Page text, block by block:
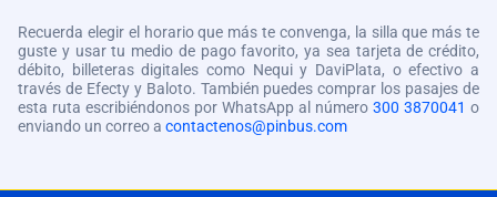
Recuerda elegir el horario que más te convenga, la silla que más te
guste y usar tu medio de pago favorito, ya sea tarjeta de crédito,
débito, billeteras digitales como Nequi y DaviPlata, o efectivo a
través de Efecty y Baloto. También puedes comprar los pasajes de
esta ruta escribiéndonos por WhatsApp al número 300 3870041 o
enviando un correo a contactenos@pinbus.com